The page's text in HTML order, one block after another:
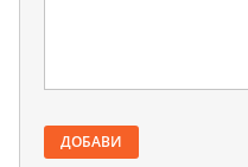
ДОБАВИ